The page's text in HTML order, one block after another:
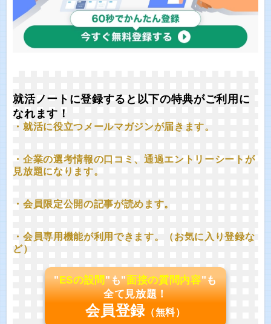
就活ノートに登録すると以下の特典がご利用に
なれます！
・就活に役立つメールマガジンが届きます。
・企業の選考情報の口コミ、通過エントリーシートが
見放題になります。
・会員限定公開の記事が読めます。
・会員専用機能が利用できます。（お気に入り登録な
ど）
"ESの設問"も"面接の質問内容"も
全て見放題！
会員登録 （無料）